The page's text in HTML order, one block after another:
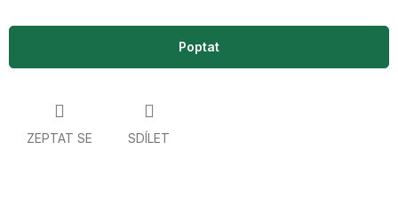
Poptat
ZEPTAT SE SDÍLET